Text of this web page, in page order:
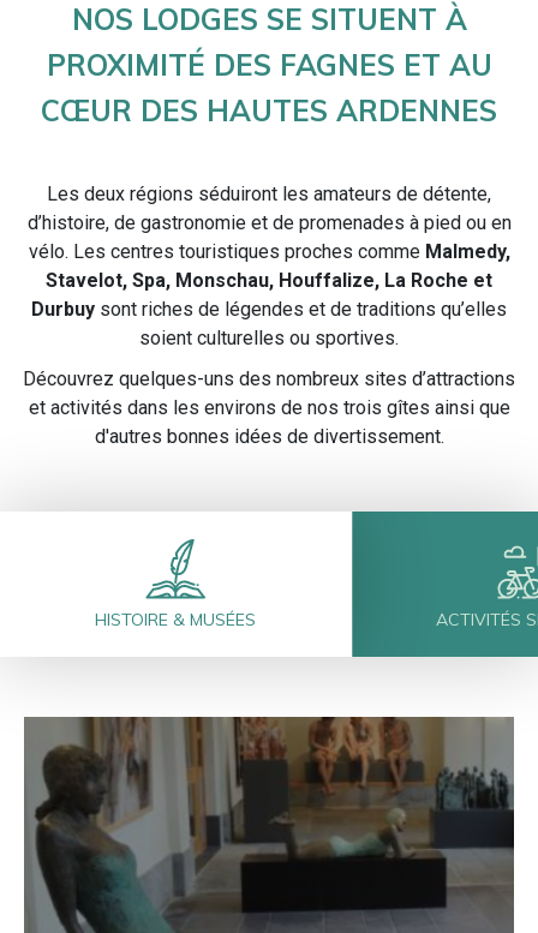
NOS LODGES SE SITUENT À
PROXIMITÉ DES FAGNES ET AU
CŒUR DES HAUTES ARDENNES
Les deux régions séduiront les amateurs de détente,
d’histoire, de gastronomie et de promenades à pied ou en
vélo. Les centres touristiques proches comme Malmedy,
Stavelot, Spa, Monschau, Houffalize, La Roche et
Durbuy sont riches de légendes et de traditions qu’elles
soient culturelles ou sportives.
Découvrez quelques-uns des nombreux sites d’attractions
et activités dans les environs de nos trois gîtes ainsi que
d'autres bonnes idées de divertissement.
HISTOIRE & MUSÉES ACTIVITÉS